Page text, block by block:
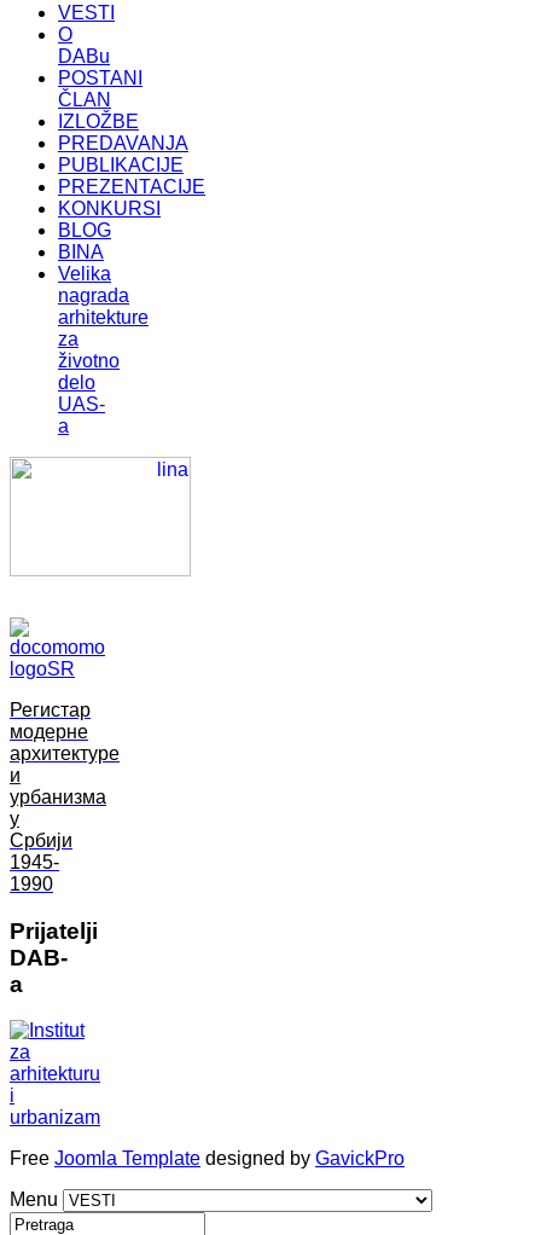
VESTI
O
DABu
POSTANI
ČLAN
IZLOŽBE
PREDAVANJA
PUBLIKACIJE
PREZENTACIJE
KONKURSI
BLOG
BINA
Velika
nagrada
arhitekture
za
životno
delo
UAS-
a
Регистар
модерне
архитектуре
и
урбанизма
у
Србији
1945-
1990
Prijatelji
DAB-
a
Free Joomla Template designed by GavickPro
Menu